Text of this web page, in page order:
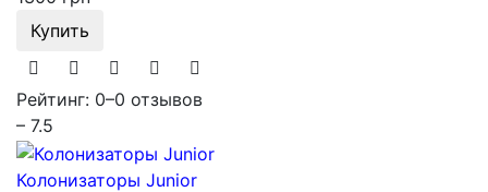
Купить
Рейтинг: 0–0 отзывов
– 7.5
Колонизаторы Junior